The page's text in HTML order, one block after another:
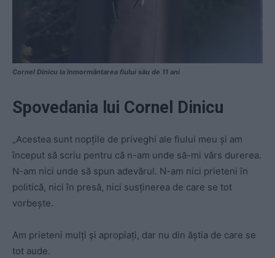
Cornel Dinicu la înmormântarea fiului său de 11 ani
Spovedania lui Cornel Dinicu
„Acestea sunt nopțile de priveghi ale fiului meu și am
început să scriu pentru că n-am unde să-mi vărs durerea.
N-am nici unde să spun adevărul. N-am nici prieteni în
politică, nici în presă, nici susținerea de care se tot
vorbește.
Am prieteni mulți și apropiați, dar nu din ăștia de care se
tot aude.